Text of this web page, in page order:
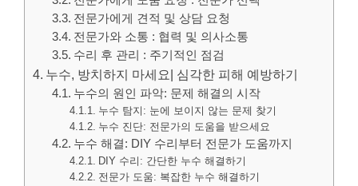
전문가에게 견적 및 상담 요청
전문가와 소통 : 협력 및 의사소통
수리 후 관리 : 주기적인 점검
누수, 방치하지 마세요| 심각한 피해 예방하기
누수의 원인 파악: 문제 해결의 시작
누수 탐지: 눈에 보이지 않는 문제 찾기
누수 진단: 전문가의 도움을 받으세요
누수 해결: DIY 수리부터 전문가 도움까지
DIY 수리: 간단한 누수 해결하기
전문가 도움: 복잡한 누수 해결하기